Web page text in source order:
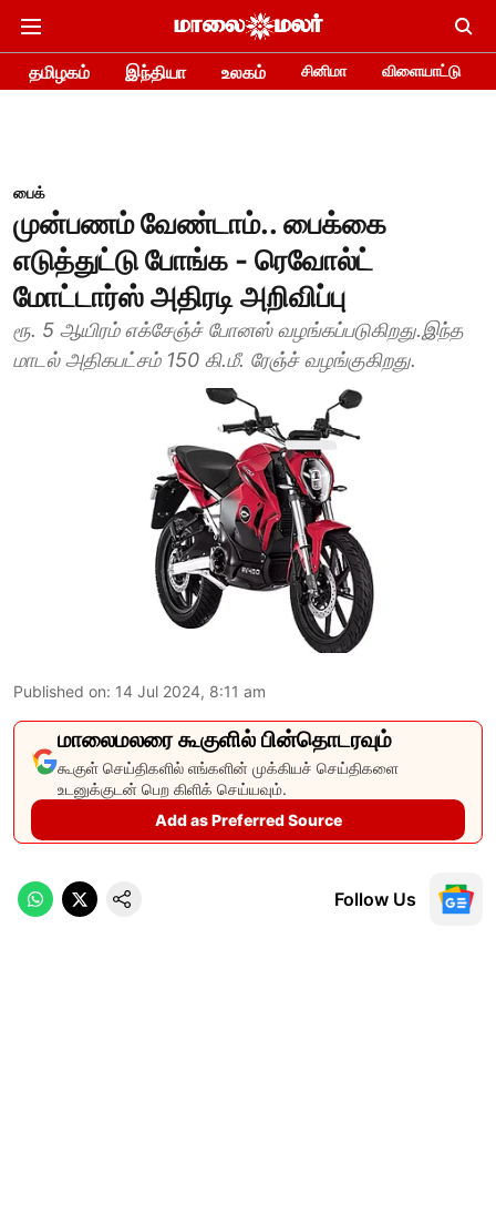
தமிழகம் இந்தியா உலகம் சினிமா விளையாட்டு
பைக்
முன்பணம் வேண்டாம்.. பைக்கை
எடுத்துட்டு போங்க - ரெவோல்ட்
மோட்டார்ஸ் அதிரடி அறிவிப்பு
ரூ. 5 ஆயிரம் எக்சேஞ்ச் போனஸ் வழங்கப்படுகிறது.இந்த
மாடல் அதிகபட்சம் 150 கி.மீ. ரேஞ்ச் வழங்குகிறது.
Published on: 14 Jul 2024, 8:11 am
மாலைமலரை கூகுளில் பின்தொடரவும்
கூகுள் செய்திகளில் எங்களின் முக்கியச் செய்திகளை
உடனுக்குடன் பெற கிளிக் செய்யவும்.
Add as Preferred Source
Follow Us